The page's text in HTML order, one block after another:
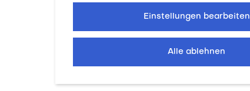
Einstellungen bearbeiten
Alle ablehnen